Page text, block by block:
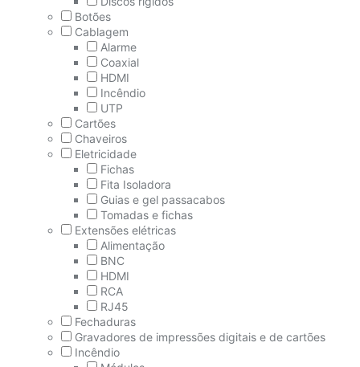
Botões
Cablagem
Alarme
Coaxial
HDMI
Incêndio
UTP
Cartões
Chaveiros
Eletricidade
Fichas
Fita Isoladora
Guias e gel passacabos
Tomadas e fichas
Extensões elétricas
Alimentação
BNC
HDMI
RCA
RJ45
Fechaduras
Gravadores de impressões digitais e de cartões
Incêndio